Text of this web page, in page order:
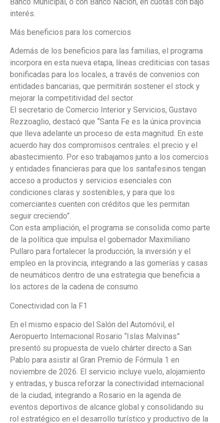
interés.
Más beneficios para los comercios
Además de los beneficios para las familias, el programa
incorpora en esta nueva etapa, líneas crediticias con tasas
bonificadas para los locales, a través de convenios con
entidades bancarias, que permitirán sostener el stock y
mejorar la competitividad del sector.
El secretario de Comercio Interior y Servicios, Gustavo
Rezzoaglio, destacó que “Santa Fe es la única provincia
que lleva adelante un proceso de esta magnitud. En este
acuerdo hay dos compromisos centrales: el precio y el
abastecimiento. Por eso trabajamos junto a los comercios
y entidades financieras para que los santafesinos tengan
acceso a productos y servicios esenciales con
condiciones claras y sostenibles, y para que los
comerciantes cuenten con créditos que les permitan
seguir creciendo”.
Con esta ampliación, el programa se consolida como parte
de la política que impulsa el gobernador Maximiliano
Pullaro para fortalecer la producción, la inversión y el
empleo en la provincia, integrando a las gomerías y casas
de neumáticos dentro de una estrategia que beneficia a
los actores de la cadena de consumo.
Conectividad con la F1
En el mismo espacio del Salón del Automóvil, el
Aeropuerto Internacional Rosario “Islas Malvinas”
presentó su propuesta de vuelo chárter directo a San
Pablo para asistir al Gran Premio de Fórmula 1 en
noviembre de 2026. El servicio incluye vuelo, alojamiento
y entradas, y busca reforzar la conectividad internacional
de la ciudad, integrando a Rosario en la agenda de
eventos deportivos de alcance global y consolidando su
rol estratégico en el desarrollo turístico y productivo de la